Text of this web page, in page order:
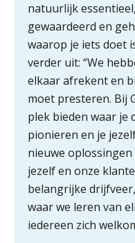
natuurlijk
gewaardeerd en
waarop je iets doet
verder uit: “We
elkaar afrekent en
moet presteren. Bij
plek bieden waar je
pionieren en je
nieuwe
jezelf en onze
belangrijke
waar we leren van
iedereen zich